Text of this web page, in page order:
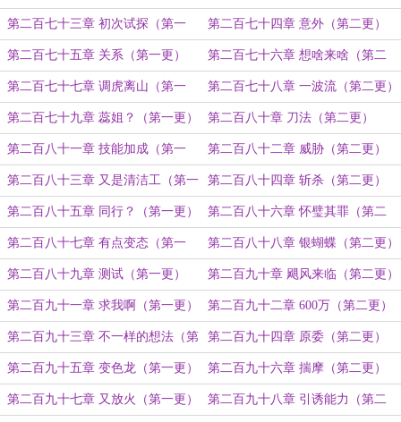
更）
第二百七十三章 初次试探（第一
更）
第二百七十四章 意外（第二更）
第二百七十五章 关系（第一更） 第二百七十六章 想啥来啥（第二
更）
第二百七十七章 调虎离山（第一
更）
第二百七十八章 一波流（第二更）
第二百七十九章 蕊姐？（第一更） 第二百八十章 刀法（第二更）
第二百八十一章 技能加成（第一
更）
第二百八十二章 威胁（第二更）
第二百八十三章 又是清洁工（第一
更）
第二百八十四章 斩杀（第二更）
第二百八十五章 同行？（第一更） 第二百八十六章 怀璧其罪（第二
更）
第二百八十七章 有点变态（第一
更）
第二百八十八章 银蝴蝶（第二更）
第二百八十九章 测试（第一更） 第二百九十章 飓风来临（第二更）
第二百九十一章 求我啊（第一更） 第二百九十二章 600万（第二更）
第二百九十三章 不一样的想法（第
一更）
第二百九十四章 原委（第二更）
第二百九十五章 变色龙（第一更） 第二百九十六章 揣摩（第二更）
第二百九十七章 又放火（第一更） 第二百九十八章 引诱能力（第二